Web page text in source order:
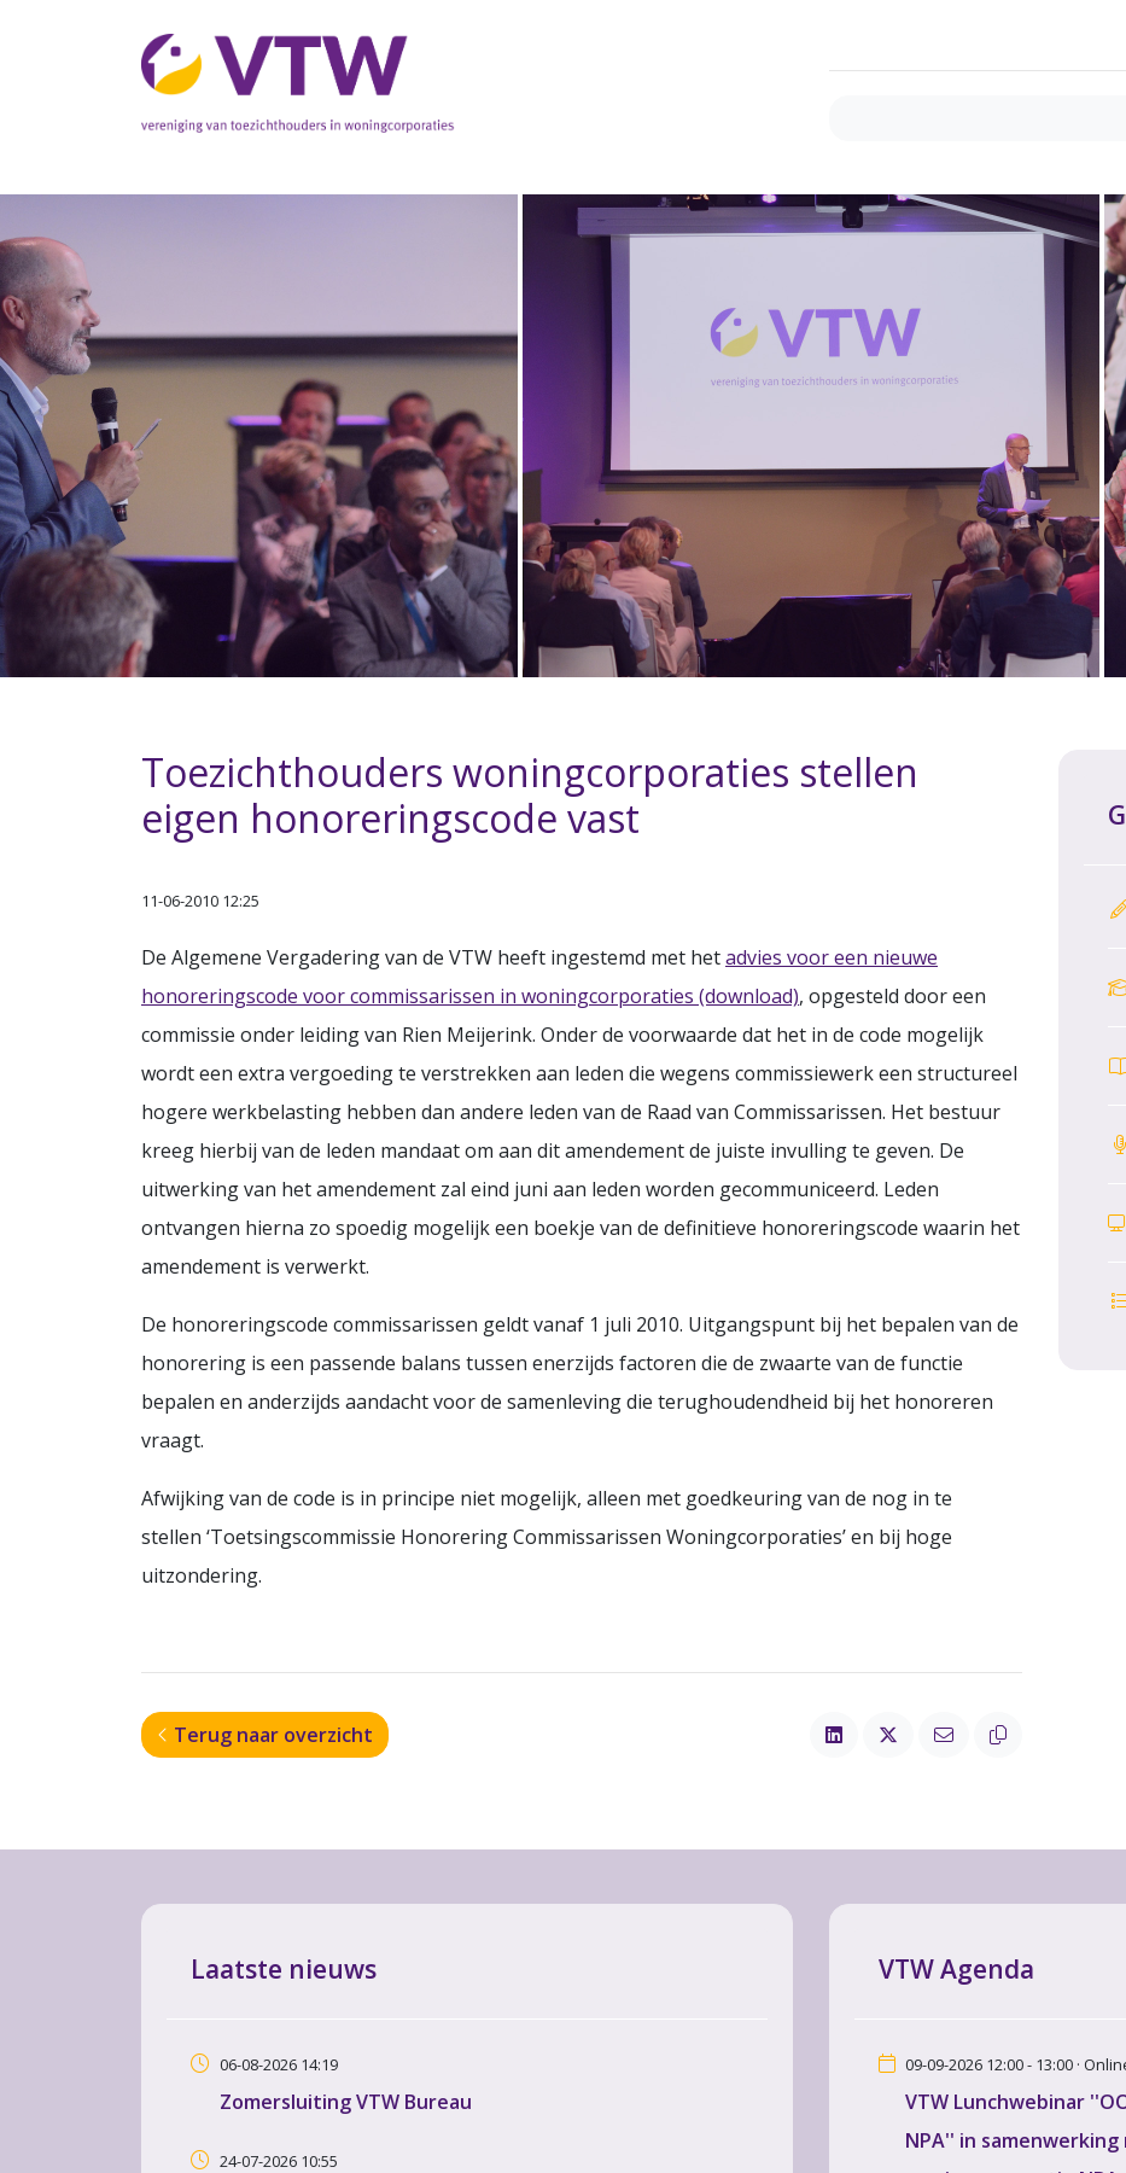
Toezichthouders woningcorporaties stellen
eigen honoreringscode vast
11-06-2010 12:25
De Algemene Vergadering van de VTW heeft ingestemd met hetadvies voor een nieuwe
honoreringscode voor commissarissen in woningcorporaties (download), opgesteld door een
commissie onder leiding van Rien Meijerink. Onder de voorwaarde dat het in de code mogelijk
wordt een extra vergoeding te verstrekken aan leden die wegens commissiewerk een structureel
hogere werkbelasting hebben dan andere leden van de Raad van Commissarissen. Het bestuur
kreeg hierbij van de leden mandaat om aan dit amendement de juiste invulling te geven. De
uitwerking van het amendement zal eind juni aan leden worden gecommuniceerd. Leden
ontvangen hierna zo spoedig mogelijk een boekje van de definitieve honoreringscode waarin het
amendement is verwerkt.
De honoreringscode commissarissen geldt vanaf 1 juli 2010. Uitgangspunt bij het bepalen van de
honorering is een passende balans tussen enerzijds factoren die de zwaarte van de functie
bepalen en anderzijds aandacht voor de samenleving die terughoudendheid bij het honoreren
vraagt.
Afwijking van de code is in principe niet mogelijk, alleen met goedkeuring van de nog in te
stellen ‘Toetsingscommissie Honorering Commissarissen Woningcorporaties’ en bij hoge
uitzondering.
Terug naar overzicht
Laatste nieuws
06-08-2026 14:19
Zomersluiting VTW Bureau
24-07-2026 10:55
VTW Agenda
09-09-2026 12:00 - 13:00 ·
VTW Lunchwebinar
NPA'' in